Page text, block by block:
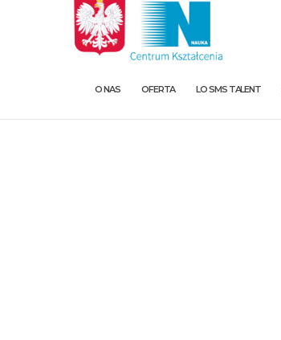
O NAS OFERTA LO SMS TALENT